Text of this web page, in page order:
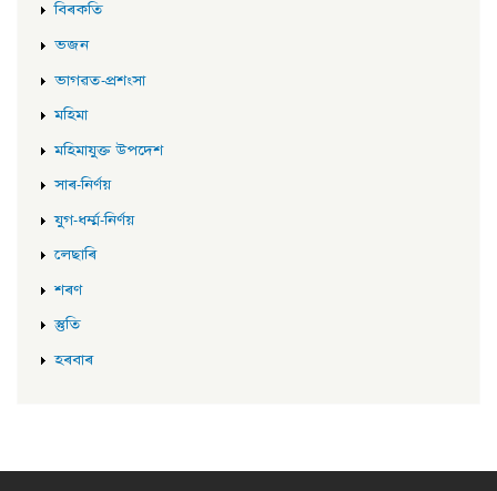
বিৰকতি
ভজন
ভাগৱত-প্ৰশংসা
মহিমা
মহিমাযুক্ত উপদেশ
সাৰ-নিৰ্ণয়
যুগ-ধৰ্ম্ম-নিৰ্ণয়
লেছাৰি
শৰণ
স্তুতি
হৰবাৰ